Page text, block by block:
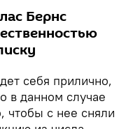
Бернс
себя прилично,
в данном случае
чтобы с нее сняли